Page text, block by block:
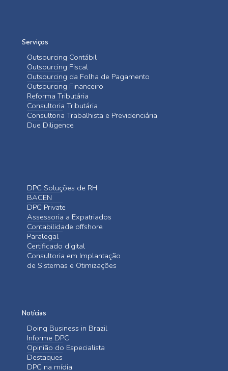
Serviços
Outsourcing Contábil
Outsourcing Fiscal
Outsourcing da Folha de Pagamento
Outsourcing Financeiro
Reforma Tributária
Consultoria Tributária
Consultoria Trabalhista e Previdenciária
Due Diligence
DPC Soluções de RH
BACEN
DPC Private
Assessoria a Expatriados
Contabilidade offshore
Paralegal
Certificado digital
Consultoria em Implantação
de Sistemas e Otimizações
Notícias
Doing Business in Brazil
Informe DPC
Opinião do Especialista
Destaques
DPC na mídia